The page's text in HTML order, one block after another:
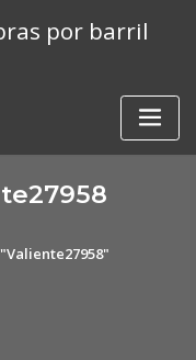
por barril